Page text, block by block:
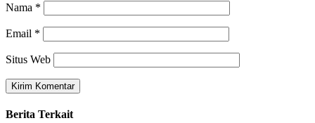
Nama *
Email *
Situs Web
Berita Terkait